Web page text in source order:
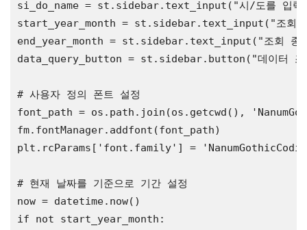
si_do_name = st.sidebar.text_input( "시/도를 입
start_year_month = st.sidebar.text_input( "조회
end_year_month = st.sidebar.text_input( "조회 종
data_query_button = st.sidebar.button( "데이터
# 사용자 정의 폰트 설정
font_path = os.path.join(os.getcwd(),
fm.fontManager.addfont(font_path)
plt.rcParams[ 'font.family' ] =
# 현재 날짜를 기준으로 기간 설정
if not start_year_month: